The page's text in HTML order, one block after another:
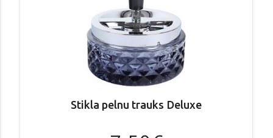
Stikla pelnu trauks Deluxe